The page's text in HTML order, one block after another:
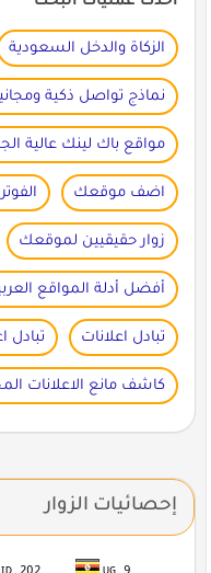
الزكاة والدخل السعودية
نماذج تواصل ذكية
مواقع باك لينك عالية
اضف موقعك
زوار حقيقيين لموقعك
أفضل أدلة المواقع
تبادل اعلانات تبادل
كاشف مانع الاعلانات
إحصائيات الزوار